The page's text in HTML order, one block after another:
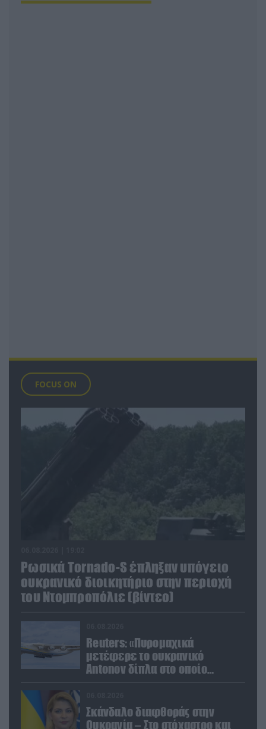
FOCUS ON
Ρωσικά Tornado-S έπληξαν υπόγειο
ουκρανικό διοικητήριο στην περιοχή
του Ντομπροπόλιε (βίντεο)
Reuters: «Πυρομαχικά
μετέφερε το ουκρανικό
Antonov δίπλα στο οποίο
βρέθηκε το drone στη Λειψία»
Σκάνδαλο διαφθοράς στην
Ουκρανία – Στο στόχαστρο και